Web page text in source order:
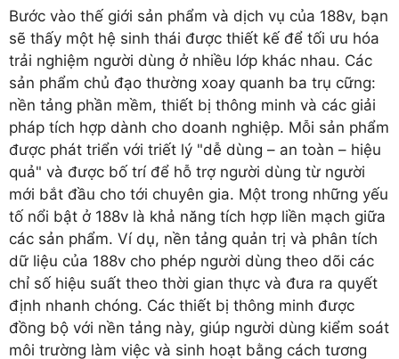
Bước vào thế giới sản phẩm và dịch vụ của 188v, bạn
sẽ thấy một hệ sinh thái được thiết kế để tối ưu hóa
trải nghiệm người dùng ở nhiều lớp khác nhau. Các
sản phẩm chủ đạo thường xoay quanh ba trụ cững:
nền tảng phần mềm, thiết bị thông minh và các giải
pháp tích hợp dành cho doanh nghiệp. Mỗi sản phẩm
được phát triển với triết lý "dễ dùng – an toàn – hiệu
quả" và được bố trí để hỗ trợ người dùng từ người
mới bắt đầu cho tới chuyên gia. Một trong những yếu
tố nổi bật ở 188v là khả năng tích hợp liền mạch giữa
các sản phẩm. Ví dụ, nền tảng quản trị và phân tích
dữ liệu của 188v cho phép người dùng theo dõi các
chỉ số hiệu suất theo thời gian thực và đưa ra quyết
định nhanh chóng. Các thiết bị thông minh được
đồng bộ với nền tảng này, giúp người dùng kiểm soát
môi trường làm việc và sinh hoạt bằng cách tương